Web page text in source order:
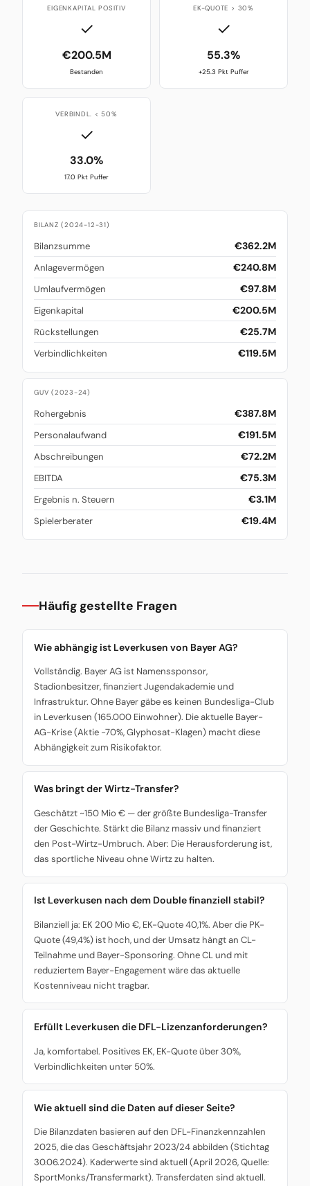
EIGENKAPITAL POSITIV
✓
€200.5M
Bestanden
EK-QUOTE > 30%
✓
55.3%
+25.3 Pkt Puffer
VERBINDL. < 50%
✓
33.0%
17.0 Pkt Puffer
BILANZ (2024-12-31)
Bilanzsumme €362.2M
Anlagevermögen €240.8M
Umlaufvermögen €97.8M
Eigenkapital €200.5M
Rückstellungen €25.7M
Verbindlichkeiten €119.5M
GUV (2023-24)
Rohergebnis €387.8M
Personalaufwand €191.5M
Abschreibungen €72.2M
EBITDA €75.3M
Ergebnis n. Steuern €3.1M
Spielerberater €19.4M
Häufig gestellte Fragen
Wie abhängig ist Leverkusen von Bayer AG?
Vollständig. Bayer AG ist Namenssponsor,
Stadionbesitzer, finanziert Jugendakademie und
Infrastruktur. Ohne Bayer gäbe es keinen Bundesliga-Club
in Leverkusen (165.000 Einwohner). Die aktuelle Bayer-
AG-Krise (Aktie -70%, Glyphosat-Klagen) macht diese
Abhängigkeit zum Risikofaktor.
Was bringt der Wirtz-Transfer?
Geschätzt ~150 Mio € — der größte Bundesliga-Transfer
der Geschichte. Stärkt die Bilanz massiv und finanziert
den Post-Wirtz-Umbruch. Aber: Die Herausforderung ist,
das sportliche Niveau ohne Wirtz zu halten.
Ist Leverkusen nach dem Double finanziell stabil?
Bilanziell ja: EK 200 Mio €, EK-Quote 40,1%. Aber die PK-
Quote (49,4%) ist hoch, und der Umsatz hängt an CL-
Teilnahme und Bayer-Sponsoring. Ohne CL und mit
reduziertem Bayer-Engagement wäre das aktuelle
Kostenniveau nicht tragbar.
Erfüllt Leverkusen die DFL-Lizenzanforderungen?
Ja, komfortabel. Positives EK, EK-Quote über 30%,
Verbindlichkeiten unter 50%.
Wie aktuell sind die Daten auf dieser Seite?
Die Bilanzdaten basieren auf den DFL-Finanzkennzahlen
2025, die das Geschäftsjahr 2023/24 abbilden (Stichtag
30.06.2024). Kaderwerte sind aktuell (April 2026, Quelle:
SportMonks/Transfermarkt). Transferdaten sind aktuell.